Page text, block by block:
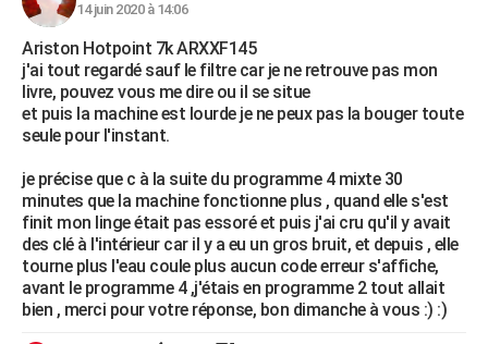
14 juin 2020 à 14:06
Ariston Hotpoint 7k ARXXF145
j'ai tout regardé sauf le filtre car je ne retrouve pas mon
livre, pouvez vous me dire ou il se situe
et puis la machine est lourde je ne peux pas la bouger toute
seule pour l'instant.
je précise que c à la suite du programme 4 mixte 30
minutes que la machine fonctionne plus , quand elle s'est
finit mon linge était pas essoré et puis j'ai cru qu'il y avait
des clé à l'intérieur car il y a eu un gros bruit, et depuis , elle
tourne plus l'eau coule plus aucun code erreur s'affiche,
avant le programme 4 ,j'étais en programme 2 tout allait
bien , merci pour votre réponse, bon dimanche à vous :) :)